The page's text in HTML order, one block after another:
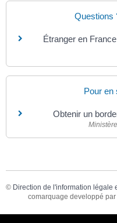
Questions
Étranger en
Pour en
Obtenir un
© Direction de l'information légale
comarquage developpé par